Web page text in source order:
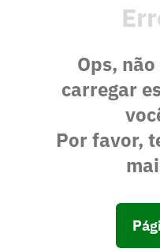
Ops,
carregar
Por favor,